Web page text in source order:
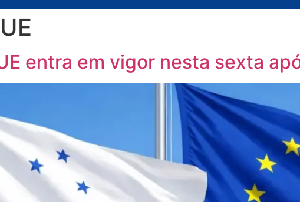
entra em vigor nesta sexta